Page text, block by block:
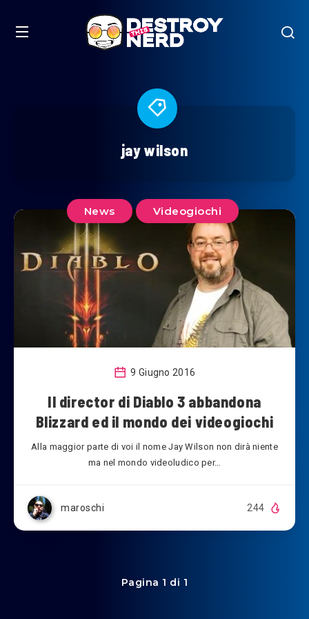
jay wilson
News Videogiochi
9 Giugno 2016
Il director di Diablo 3 abbandona
Blizzard ed il mondo dei videogiochi
Alla maggior parte di voi il nome Jay Wilson non dirà niente
ma nel mondo videoludico per…
maroschi 244
Pagina 1 di 1